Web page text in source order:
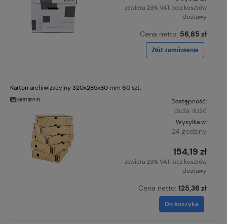
zawiera 23% VAT, bez kosztów
dostawy
Cena netto: 56,85 zł
Złóż zamówienie
Karton archiwizacyjny 320x285x80 mm 60 szt.
Dostępność:
duża ilość
Wysyłka w:
24 godziny
154,19 zł
zawiera 23% VAT, bez kosztów
dostawy
Cena netto: 125,36 zł
Do koszyka